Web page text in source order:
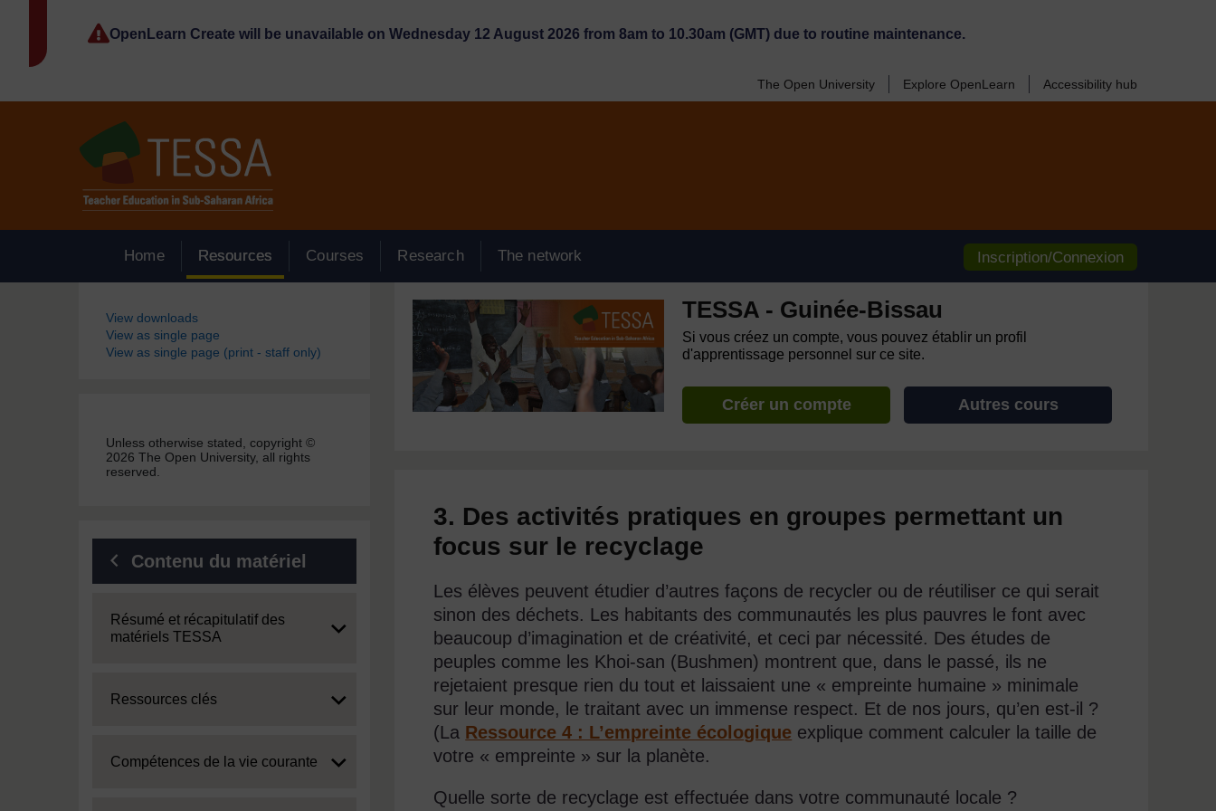
OpenLearn Create will be unavailable on Wednesday 12 August 2026 from 8am to 10.30am (GMT) due to routine maintenance.
The Open University Explore OpenLearn Accessibility hub
Home Resources Courses Research The network Inscription/Connexion
Blocs
View downloads
View as single page
View as single page (print - staff only)
Unless otherwise stated, copyright ©
2026 The Open University, all rights
reserved.
Contenu du matériel
Expand
Résumé et récapitulatif des
matériels TESSA
Expand
Ressources clés
Expand
Compétences de la vie courante
TESSA - Guinée-Bissau
Si vous créez un compte, vous pouvez établir un profil
d'apprentissage personnel sur ce site.
Créer un compte Autres cours
3. Des activités pratiques en groupes permettant un
focus sur le recyclage
Les élèves peuvent étudier d’autres façons de recycler ou de réutiliser ce qui serait
sinon des déchets. Les habitants des communautés les plus pauvres le font avec
beaucoup d’imagination et de créativité, et ceci par nécessité. Des études de
peuples comme les Khoi-san (Bushmen) montrent que, dans le passé, ils ne
rejetaient presque rien du tout et laissaient une « empreinte humaine » minimale
sur leur monde, le traitant avec un immense respect. Et de nos jours, qu’en est-il ?
(La Ressource 4 : L’empreinte écologique explique comment calculer la taille de
votre « empreinte » sur la planète.
Quelle sorte de recyclage est effectuée dans votre communauté locale ?